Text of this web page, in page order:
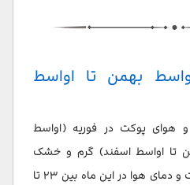
بهمن تا اواسط
هوای پوکت در فوریه (اواسط
تا اواسط اسفند) گرم و خشک
است و دمای هوا در این ماه بین ۲۳ تا